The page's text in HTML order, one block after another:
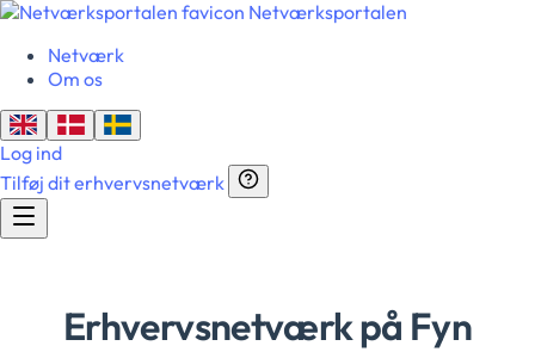
Netværksportalen
Netværk
Om os
Log ind
Tilføj dit erhvervsnetværk
Erhvervsnetværk på Fyn